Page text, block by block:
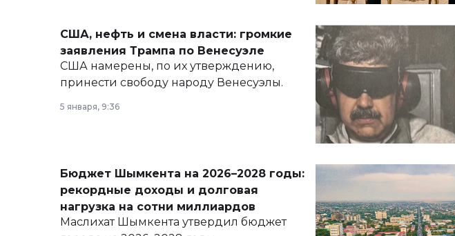
США, нефть и смена власти: громкие
заявления Трампа по Венесуэле
США намерены, по их утверждению,
принести свободу народу Венесуэлы.
5 января, 9:36
Бюджет Шымкента на 2026–2028 годы:
рекордные доходы и долговая
нагрузка на сотни миллиардов
Маслихат Шымкента утвердил бюджет